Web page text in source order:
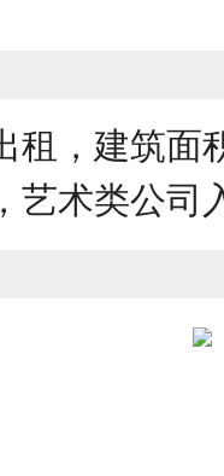
租，建筑
艺术类公司